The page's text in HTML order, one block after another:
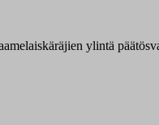
ylintä